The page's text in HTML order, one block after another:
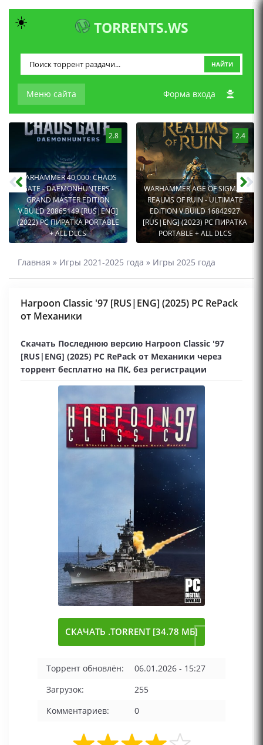
TORRENTS.WS
Меню сайта
НАЙТИ
Форма входа
2.8
WARHAMMER 40,000: CHAOS
GATE - DAEMONHUNTERS -
GRAND MASTER EDITION
V.BUILD 20865149 [RUS|ENG]
(2022) PC ПИРАТКА PORTABLE
+ ALL DLCS
2.4
WARHAMMER AGE OF SIGMAR:
REALMS OF RUIN - ULTIMATE
EDITION V.BUILD 16842927
[RUS|ENG] (2023) PC ПИРАТКА
PORTABLE + ALL DLCS
Главная » Игры 2021-2025 года » Игры 2025 года
Harpoon Classic '97 [RUS|ENG] (2025) PC RePack
от Механики
Скачать Последнюю версию Harpoon Classic '97
[RUS|ENG] (2025) PC RePack от Механики через
торрент бесплатно на ПК, без регистрации
СКАЧАТЬ .TORRENT [34.78 МБ]
Торрент обновлён:
06.01.2026 - 15:27
Загрузок:
255
Комментариев:
0
☀️